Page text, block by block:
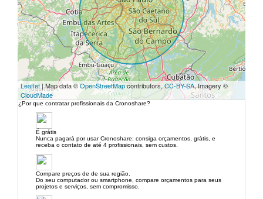
Leaflet| Map data ©OpenStreetMapcontributors,CC-BY-SA, Imagery ©
CloudMade
¿Por que contratar profissionais da Cronoshare?
É grátis
Nunca pagará por usar Cronoshare: consiga orçamentos, grátis, e
receba o contato de até 4 profissionais, sem custos.
Compare preços de de sua região.
Do seu computador ou smartphone, compare orçamentos para seus
projetos e serviços, sem compromisso.